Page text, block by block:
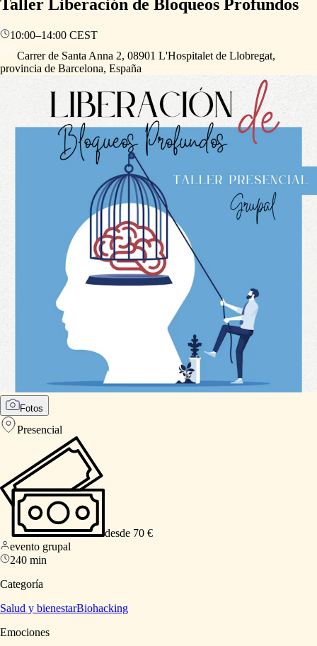
Taller Liberación de Bloqueos Profundos
10:00–14:00 CEST
Carrer de Santa Anna 2, 08901 L'Hospitalet de Llobregat,
provincia de Barcelona, España
Fotos
Presencial
desde 70 €
evento grupal
240 min
Categoría
Salud y bienestarBiohacking
Emociones